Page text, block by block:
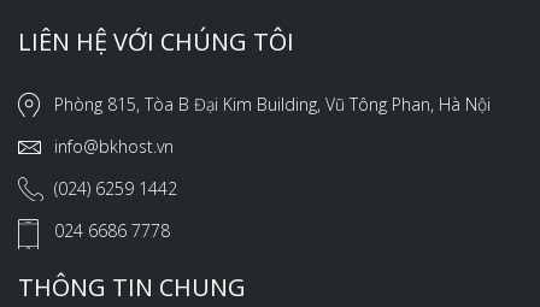
LIÊN HỆ VỚI CHÚNG TÔI
Phòng 815, Tòa B Đại Kim Building, Vũ Tông Phan, Hà Nội
info@bkhost.vn
(024) 6259 1442
024 6686 7778
THÔNG TIN CHUNG